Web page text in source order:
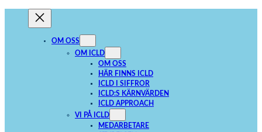
OM OSS
OM ICLD
OM OSS
HÄR FINNS ICLD
ICLD I SIFFROR
ICLD:S KÄRNVÄRDEN
ICLD APPROACH
VI PÅ ICLD
MEDARBETARE